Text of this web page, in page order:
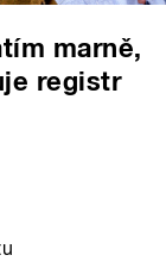
marně,
registr